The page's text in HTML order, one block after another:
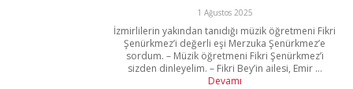
1 Ağustos 2025
İzmirlilerin yakından tanıdığı müzik öğretmeni Fikri
Şenürkmez’i değerli eşi Merzuka Şenürkmez’e
sordum. – Müzik öğretmeni Fikri Şenürkmez’i
sizden dinleyelim. – Fikri Bey’in ailesi, Emir ...
Devamı